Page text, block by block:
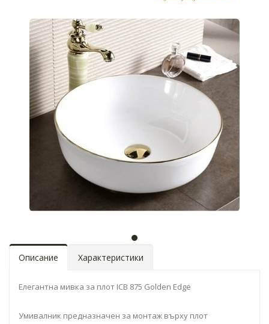
Описание Характеристики
Елегантна мивка за плот ICB 875 Golden Edge
Умивалник предназначен за монтаж върху плот